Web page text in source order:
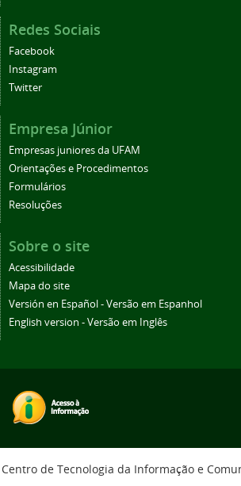
Redes Sociais
Facebook
Instagram
Twitter
Empresa Júnior
Empresas juniores da UFAM
Orientações e Procedimentos
Formulários
Resoluções
Sobre o site
Acessibilidade
Mapa do site
Versión en Español - Versão em Espanhol
English version - Versão em Inglês
Centro de Tecnologia da Informação e